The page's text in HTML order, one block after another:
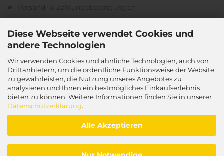
Diese Webseite verwendet Cookies und
andere Technologien
Wir verwenden Cookies und ähnliche Technologien, auch von
Drittanbietern, um die ordentliche Funktionsweise der Website
zu gewährleisten, die Nutzung unseres Angebotes zu
analysieren und Ihnen ein bestmögliches Einkaufserlebnis
bieten zu können. Weitere Informationen finden Sie in unserer
Datenschutzerklärung.
Alle Akzeptieren
Versand- & Zahlungsbedingungen
Cookie Einstellungen
Zahlungsarten: